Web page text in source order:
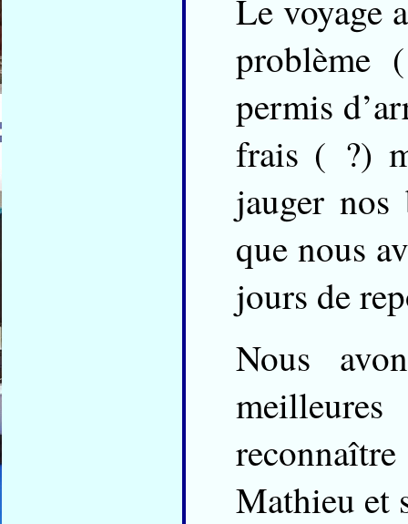
Le voyage
problème
permis
frais ( ?)
jauger
que nous
jours de
Nous
Mathieu